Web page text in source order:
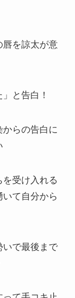
唇を諒太が意
と告白！
らの告白に
受け入れる
て自分から
いで最後まで